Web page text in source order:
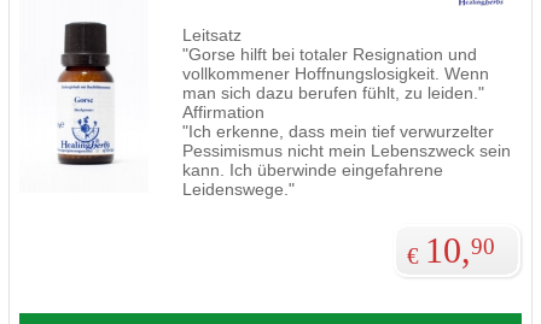
Leitsatz
"Gorse hilft bei totaler Resignation und
vollkommener Hoffnungslosigkeit. Wenn
man sich dazu berufen fühlt, zu leiden."
Affirmation
"Ich erkenne, dass mein tief verwurzelter
Pessimismus nicht mein Lebenszweck sein
kann. Ich überwinde eingefahrene
Leidenswege."
€ 10,90